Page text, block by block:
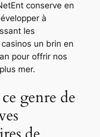
conserve en
à
les
un brin en
pour offrir nos
mer.
genre de